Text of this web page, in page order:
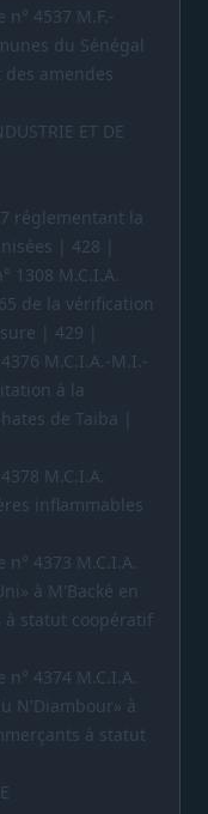
4537 M.F.-
du Sénégal
amendes
ET DE
réglementant la
| 428 |
M.C.I.A.
de la vérification
| 429 |
M.C.I.A.-M.I.-
à la
de Taiba |
M.C.I.A.
inflammables
4373 M.C.I.A.
à M'Backé en
à statut coopératif
4374 M.C.I.A.
N'Diambour» à
à statut